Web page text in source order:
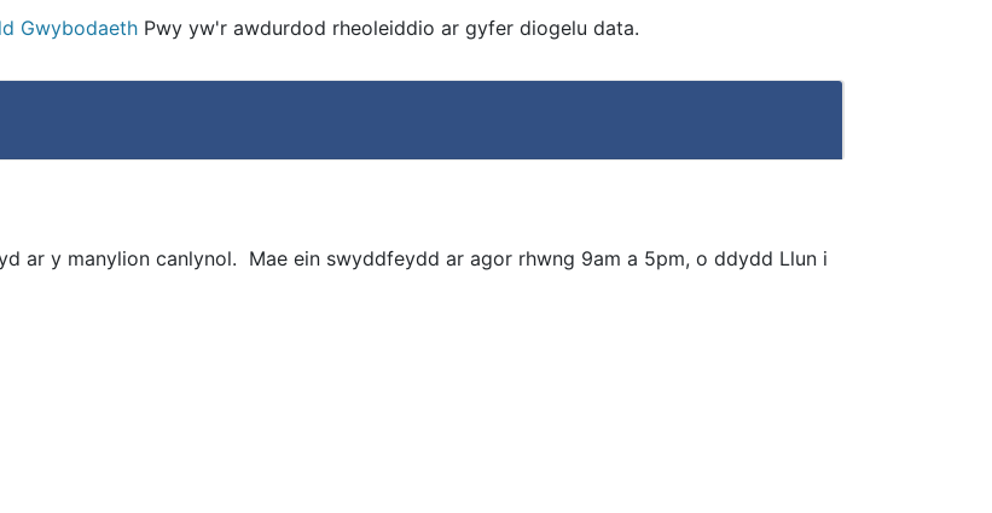
Gwybodaeth Pwy yw'r awdurdod rheoleiddio ar gyfer diogelu data.
ar y manylion canlynol. Mae ein swyddfeydd ar agor rhwng 9am a 5pm, o ddydd Llun i